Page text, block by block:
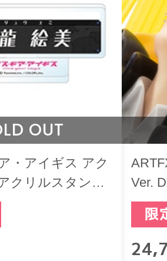
OUT
・アイギス アク
クリルスタンド
Ver.